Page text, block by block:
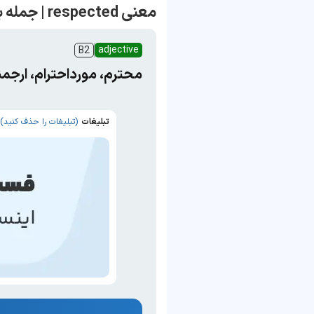
معنی respected | جمله با respected
adjective
B2
محترم، مورداحترام،
تبلیغات (تبلیغات را حذف کنید)